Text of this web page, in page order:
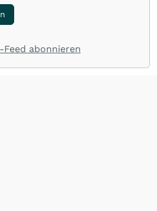
Feed abonnieren